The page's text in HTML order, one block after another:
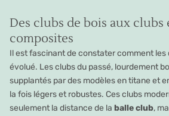
Des clubs de bois aux clubs
composites
Il est fascinant de constater comment les
évolué. Les clubs du passé, lourdement
supplantés par des modèles en titane et
la fois légers et robustes. Ces clubs
seulement la distance de la balle club,